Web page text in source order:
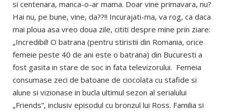
si centenara, manca-o-ar mama. Doar vine primavara, nu?
Hai nu, pe bune, vine, da??!! Incurajati-ma, va rog, ca daca
mai ploua asa vreo doua zile, cititi despre mine prin ziare:
„Incredibil! O batrana (pentru stiristii din Romania, orice
femeie peste 40 de ani este o batrana) din Bucuresti a
fost gasita in stare de soc in fata televizorului. Femeia
consumase zeci de batoane de ciocolata cu stafide si
alune si vizionase in bucla ultimul sezon al serialului
„Friends”, inclusiv episodul cu bronzul lui Ross. Familia si